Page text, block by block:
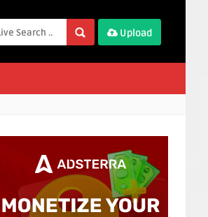
Upload